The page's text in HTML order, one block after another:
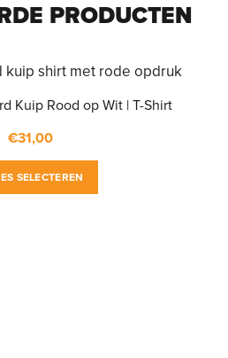
PRODUCTEN
Kuip Rood op Wit | T-Shirt
€31,00
SELECTEREN
product